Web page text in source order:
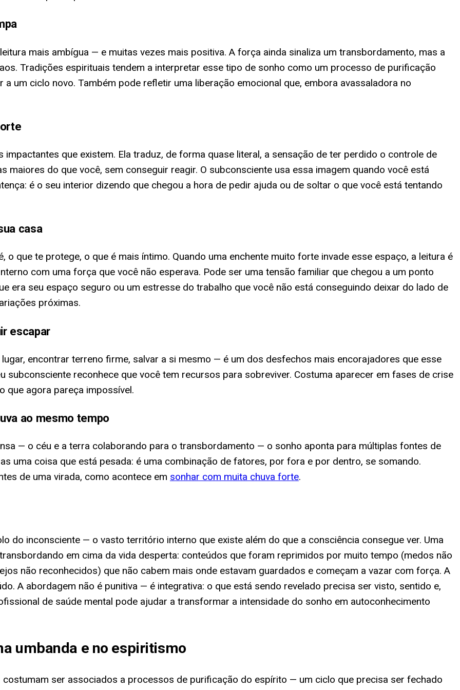
mais ambígua — e muitas vezes mais positiva. A força ainda sinaliza um transbordamento, mas a
Tradições espirituais tendem a interpretar esse tipo de sonho como um processo de purificação
um ciclo novo. Também pode refletir uma liberação emocional que, embora avassaladora no
que existem. Ela traduz, de forma quase literal, a sensação de ter perdido o controle de
do que você, sem conseguir reagir. O subconsciente usa essa imagem quando você está
é o seu interior dizendo que chegou a hora de pedir ajuda ou de soltar o que você está tentando
casa
que te protege, o que é mais íntimo. Quando uma enchente muito forte invade esse espaço, a leitura é
com uma força que você não esperava. Pode ser uma tensão familiar que chegou a um ponto
era seu espaço seguro ou um estresse do trabalho que você não está conseguindo deixar do lado de
próximas.
escapar
encontrar terreno firme, salvar a si mesmo — é um dos desfechos mais encorajadores que esse
reconhece que você tem recursos para sobreviver. Costuma aparecer em fases de crise
que agora pareça impossível.
ao mesmo tempo
— o céu e a terra colaborando para o transbordamento — o sonho aponta para múltiplas fontes de
uma coisa que está pesada: é uma combinação de fatores, por fora e por dentro, se somando.
de uma virada, como acontece em sonhar com muita chuva forte.
do inconsciente — o vasto território interno que existe além do que a consciência consegue ver. Uma
em cima da vida desperta: conteúdos que foram reprimidos por muito tempo (medos não
não reconhecidos) que não cabem mais onde estavam guardados e começam a vazar com força. A
A abordagem não é punitiva — é integrativa: o que está sendo revelado precisa ser visto, sentido e,
de saúde mental pode ajudar a transformar a intensidade do sonho em autoconhecimento
umbanda e no espiritismo
ser associados a processos de purificação do espírito — um ciclo que precisa ser fechado